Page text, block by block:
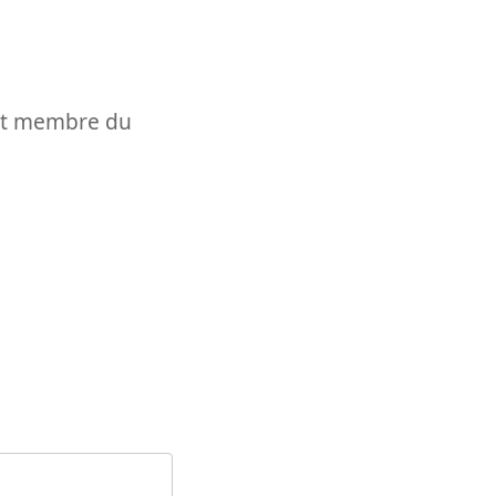
membre du